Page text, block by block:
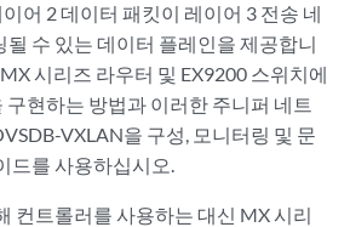
어 2 데이터 패킷이 레이어 3 전송 네
될 수 있는 데이터 플레인을 제공합니
시리즈 라우터 및 EX9200 스위치에
구현하는 방법과 이러한 주니퍼 네트
VXLAN을 구성, 모니터링 및 문
드를 사용하십시오.
컨트롤러를 사용하는 대신 MX 시리